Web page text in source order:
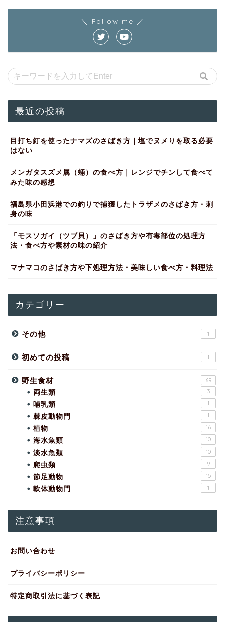
＼ Follow me ／
最近の投稿
目打ち釘を使ったナマズのさばき方｜塩でヌメりを取る必要
はない
メンガタスズメ属（蛹）の食べ方｜レンジでチンして食べて
みた味の感想
福島県小田浜港での釣りで捕獲したトラザメのさばき方・刺
身の味
「モスソガイ（ツブ貝）」のさばき方や有毒部位の処理方
法・食べ方や素材の味の紹介
マナマコのさばき方や下処理方法・美味しい食べ方・料理法
カテゴリー
その他 1
初めての投稿 1
野生食材 69
両生類 3
哺乳類 1
棘皮動物門 1
植物 16
海水魚類 10
淡水魚類 10
爬虫類 9
節足動物 15
軟体動物門 1
注意事項
お問い合わせ
プライバシーポリシー
特定商取引法に基づく表記